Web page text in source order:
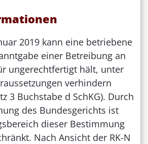
2019 kann eine betriebene
einer Betreibung an
ungerechtfertigt hält, unter
verhindern
3 Buchstabe d SchKG). Durch
des Bundesgerichts ist
dieser Bestimmung
Nach Ansicht der RK-N